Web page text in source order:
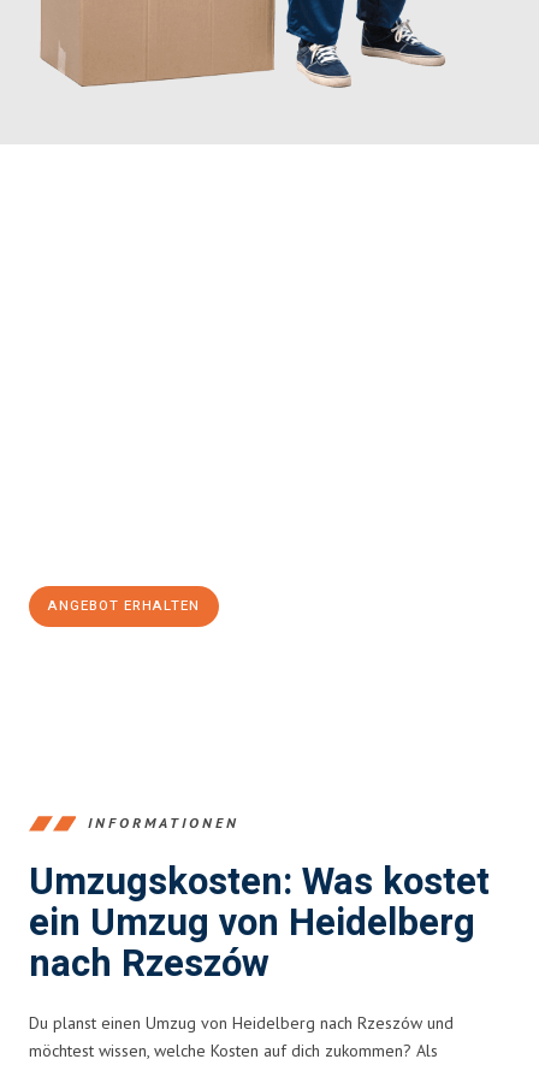
ANGEBOT ERHALTEN
INFORMATIONEN
Umzugskosten: Was kostet
ein Umzug von Heidelberg
nach Rzeszów
Du planst einen Umzug von Heidelberg nach Rzeszów und
möchtest wissen, welche Kosten auf dich zukommen? Als